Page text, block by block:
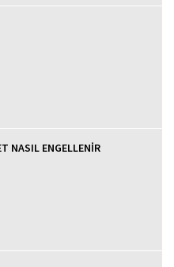
NASIL ENGELLENİR